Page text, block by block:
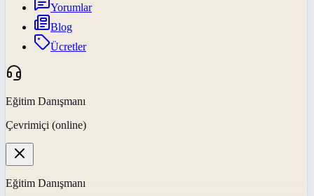
Yorumlar
Blog
Ücretler
Eğitim Danışmanı
Çevrimiçi (online)
Eğitim Danışmanı